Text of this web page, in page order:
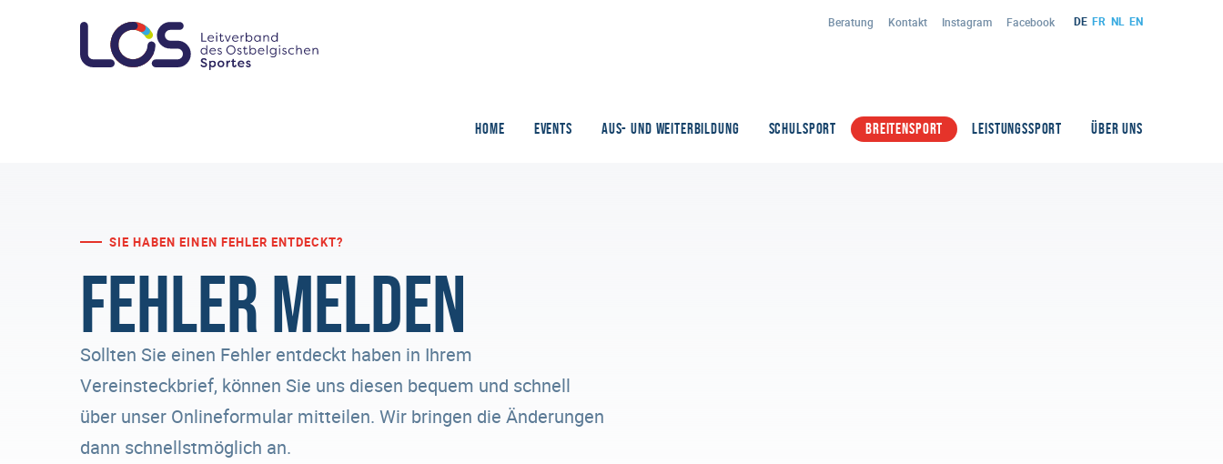
Beratung Kontakt Instagram Facebook DE FR NL EN
HOME EVENTS AUS- UND WEITERBILDUNG SCHULSPORT BREITENSPORT LEISTUNGSSPORT ÜBER UNS
SIE HABEN EINEN FEHLER ENTDECKT?
Fehler melden
Sollten Sie einen Fehler entdeckt haben in Ihrem
Vereinsteckbrief, können Sie uns diesen bequem und schnell
über unser Onlineformular mitteilen. Wir bringen die Änderungen
dann schnellstmöglich an.